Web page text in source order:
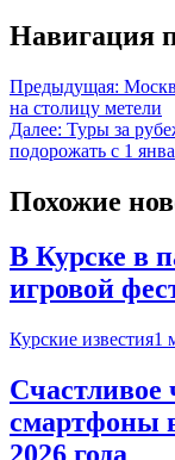
Навигация
Предыдущая:
на столицу метели
Далее: Туры за
подорожать с 1
Похожие
В Курске в
игровой
Курские известия1
Счастливое
смартфоны